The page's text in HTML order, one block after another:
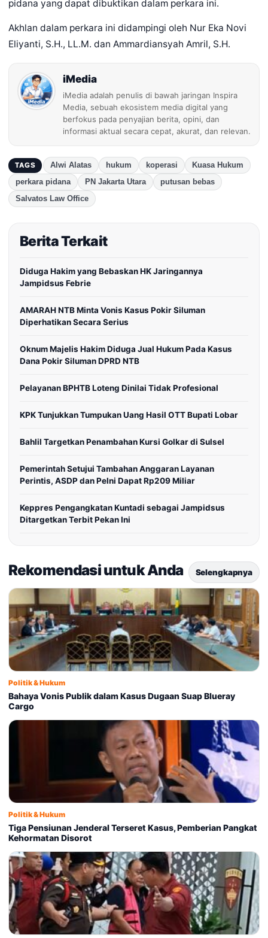
pidana yang dapat dibuktikan dalam perkara ini.
Akhlan dalam perkara ini didampingi oleh Nur Eka Novi
Eliyanti, S.H., LL.M. dan Ammardiansyah Amril, S.H.
iMedia
iMedia adalah penulis di bawah jaringan Inspira
Media, sebuah ekosistem media digital yang
berfokus pada penyajian berita, opini, dan
informasi aktual secara cepat, akurat, dan relevan.
TAGS Alwi Alatas hukum koperasi
Kuasa Hukum
perkara pidana
PN Jakarta Utara
putusan bebas
Salvatos Law Office
Berita Terkait
Diduga Hakim yang Bebaskan HK Jaringannya
Jampidsus Febrie
AMARAH NTB Minta Vonis Kasus Pokir Siluman
Diperhatikan Secara Serius
Oknum Majelis Hakim Diduga Jual Hukum Pada Kasus
Dana Pokir Siluman DPRD NTB
Pelayanan BPHTB Loteng Dinilai Tidak Profesional
KPK Tunjukkan Tumpukan Uang Hasil OTT Bupati Lobar
Bahlil Targetkan Penambahan Kursi Golkar di Sulsel
Pemerintah Setujui Tambahan Anggaran Layanan
Perintis, ASDP dan Pelni Dapat Rp209 Miliar
Keppres Pengangkatan Kuntadi sebagai Jampidsus
Ditargetkan Terbit Pekan Ini
Rekomendasi untuk Anda Selengkapnya
Politik & Hukum
Bahaya Vonis Publik dalam Kasus Dugaan Suap Blueray
Cargo
Politik & Hukum
Tiga Pensiunan Jenderal Terseret Kasus, Pemberian Pangkat
Kehormatan Disorot